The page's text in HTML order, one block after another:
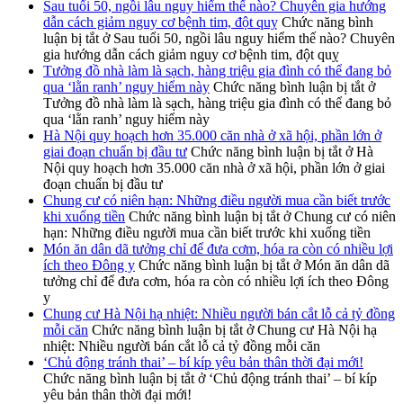
Sau tuổi 50, ngồi lâu nguy hiểm thế nào? Chuyên gia hướng
dẫn cách giảm nguy cơ bệnh tim, đột quỵ Chức năng bình
luận bị tắt ở Sau tuổi 50, ngồi lâu nguy hiểm thế nào? Chuyên
gia hướng dẫn cách giảm nguy cơ bệnh tim, đột quỵ
Tưởng đồ nhà làm là sạch, hàng triệu gia đình có thể đang bỏ
qua ‘lằn ranh’ nguy hiểm này Chức năng bình luận bị tắt ở
Tưởng đồ nhà làm là sạch, hàng triệu gia đình có thể đang bỏ
qua ‘lằn ranh’ nguy hiểm này
Hà Nội quy hoạch hơn 35.000 căn nhà ở xã hội, phần lớn ở
giai đoạn chuẩn bị đầu tư Chức năng bình luận bị tắt ở Hà
Nội quy hoạch hơn 35.000 căn nhà ở xã hội, phần lớn ở giai
đoạn chuẩn bị đầu tư
Chung cư có niên hạn: Những điều người mua cần biết trước
khi xuống tiền Chức năng bình luận bị tắt ở Chung cư có niên
hạn: Những điều người mua cần biết trước khi xuống tiền
Món ăn dân dã tưởng chỉ để đưa cơm, hóa ra còn có nhiều lợi
ích theo Đông y Chức năng bình luận bị tắt ở Món ăn dân dã
tưởng chỉ để đưa cơm, hóa ra còn có nhiều lợi ích theo Đông
y
Chung cư Hà Nội hạ nhiệt: Nhiều người bán cắt lỗ cả tỷ đồng
mỗi căn Chức năng bình luận bị tắt ở Chung cư Hà Nội hạ
nhiệt: Nhiều người bán cắt lỗ cả tỷ đồng mỗi căn
‘Chủ động tránh thai’ – bí kíp yêu bản thân thời đại mới!
Chức năng bình luận bị tắt ở ‘Chủ động tránh thai’ – bí kíp
yêu bản thân thời đại mới!